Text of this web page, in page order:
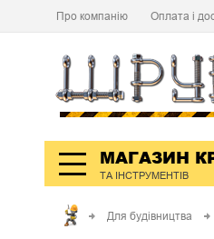
Про компанію Оплата і
МАГАЗИН
ТА ІНСТРУМЕНТІВ
Для будівництва